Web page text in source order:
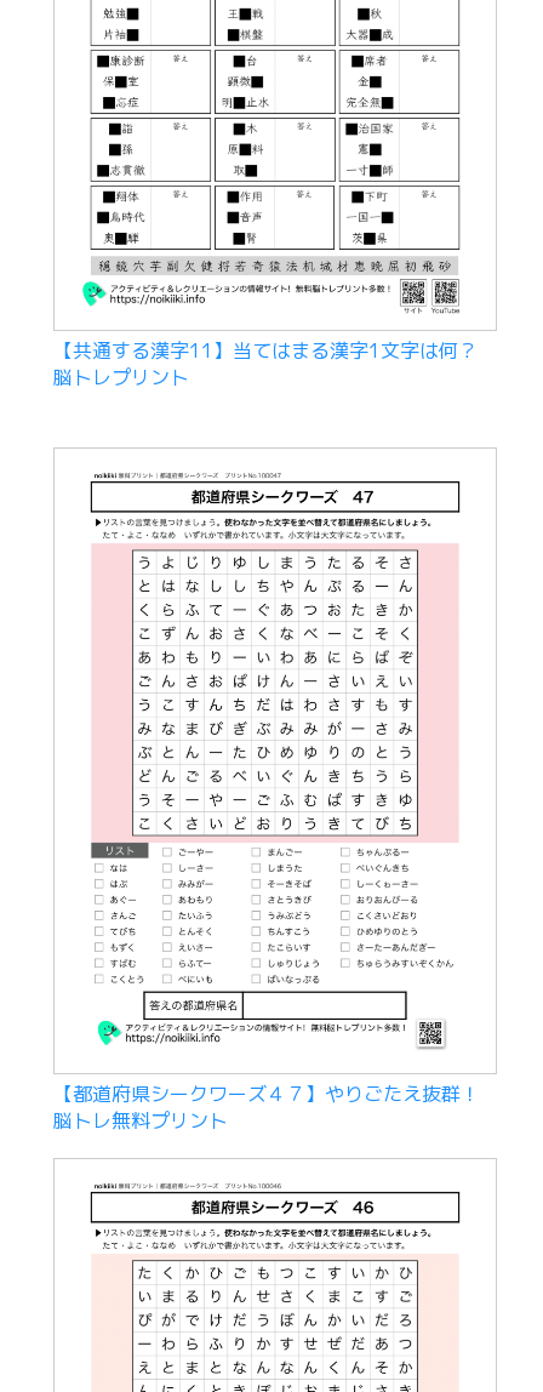
【共通する漢字11】当てはまる漢字1文字は何？
脳トレプリント
【都道府県シークワーズ４７】やりごたえ抜群！
脳トレ無料プリント